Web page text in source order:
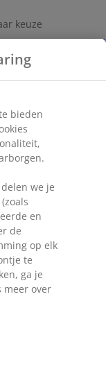
keuze
identificatoren om je
van onze